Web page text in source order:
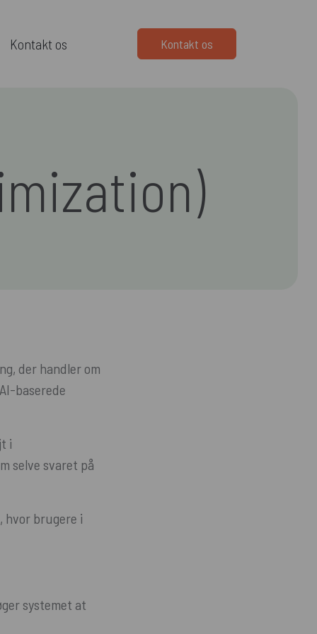
Kontakt os Kontakt os
der handler om
baserede
i
selve svaret på
hvor brugere i
systemet at